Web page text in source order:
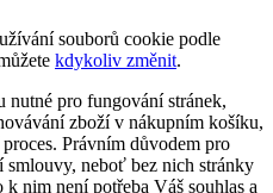
souborů cookie podle
kdykoliv změnit.
nutné pro fungování stránek,
zboží v nákupním košíku,
Právním důvodem pro
smlouvy, neboť bez nich stránky
nim není potřeba Váš souhlas a